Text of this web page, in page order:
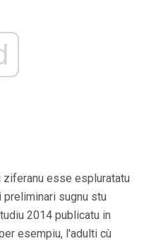
esse espluratatu
sugnu stu
2014 publicatu in
esempiu, l'adulti cù